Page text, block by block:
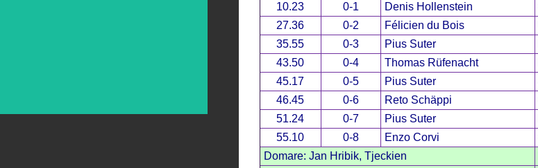
10.23
0-1 Denis Hollenstein
27.36
0-2 Félicien du Bois
35.55
0-3 Pius Suter
43.50
0-4 Thomas Rüfenacht
45.17
0-5 Pius Suter
46.45
0-6 Reto Schäppi
51.24
0-7 Pius Suter
55.10
0-8 Enzo Corvi
Domare: Jan Hribik, Tjeckien